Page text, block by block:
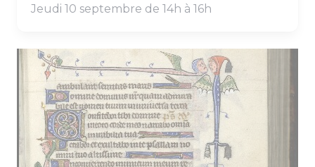
Jeudi 10 septembre de 14h à 16h